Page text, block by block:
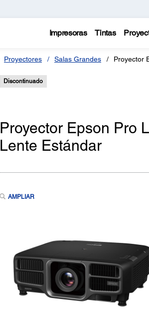
Impresoras Tintas
Proyectores Salas Grandes Proyector
Discontinuado
Proyector Epson Pro
Lente Estándar
AMPLIAR